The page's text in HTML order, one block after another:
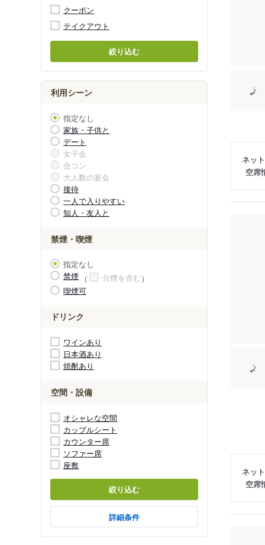
クーポン
テイクアウト
絞り込む
利用シーン
指定なし
家族・子供と
デート
女子会
合コン
大人数の宴会
接待
一人で入りやすい
知人・友人と
禁煙・喫煙
指定なし
禁煙
分煙を含む
喫煙可
ドリンク
ワインあり
日本酒あり
焼酎あり
空間・設備
オシャレな空間
カップルシート
カウンター席
ソファー席
座敷
絞り込む
詳細条件
ネッ
空席
ネッ
空席